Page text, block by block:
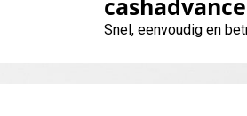
Snel, eenvoudig en